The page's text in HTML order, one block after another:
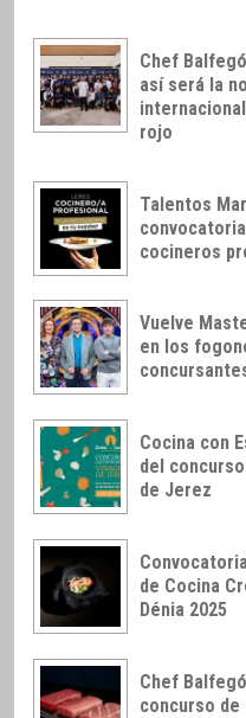
Chef
así será la
rojo
Talentos
cocineros
Vuelve
en los
Cocina con
del
de Jerez
de Cocina
Dénia 2025
Chef
concurso